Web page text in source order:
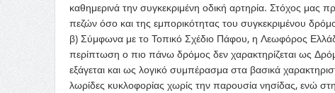
καθημερινά την συγκεκριμένη οδική αρτηρία. Στόχος μας
πεζών όσο και της εμπορικότητας του συγκεκριμένου
β) Σύμφωνα με το Τοπικό Σχέδιο Πάφου, η Λεωφόρος
περίπτωση ο πιο πάνω δρόμος δεν χαρακτηρίζεται ως
εξάγεται και ως λογικό συμπέρασμα στα βασικά
λωρίδες κυκλοφορίας χωρίς την παρουσία νησίδας, ενώ